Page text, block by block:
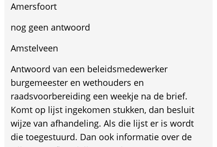
Amersfoort
nog geen antwoord
Amstelveen
Antwoord van een beleidsmedewerker
burgemeester en wethouders en
raadsvoorbereiding een weekje na de brief.
Komt op lijst ingekomen stukken, dan besluit
wijze van afhandeling. Als die lijst er is wordt
die toegestuurd. Dan ook informatie over de